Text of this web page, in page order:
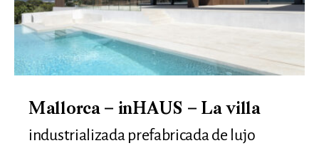
Mallorca – inHAUS – La villa
industrializada prefabricada de lujo